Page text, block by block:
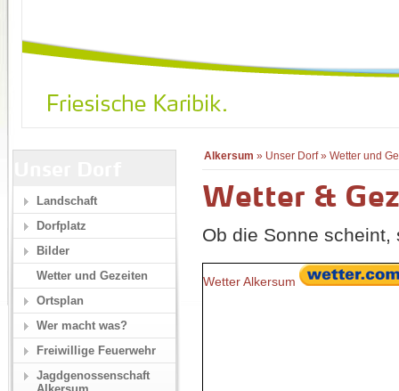
Alkersum » Unser Dorf» Wetter und
Wetter &
Ob die Sonne
Wetter Alkersum
Landschaft
Dorfplatz
Bilder
Wetter und Gezeiten
Ortsplan
Wer macht was?
Freiwillige Feuerwehr
Jagdgenossenschaft